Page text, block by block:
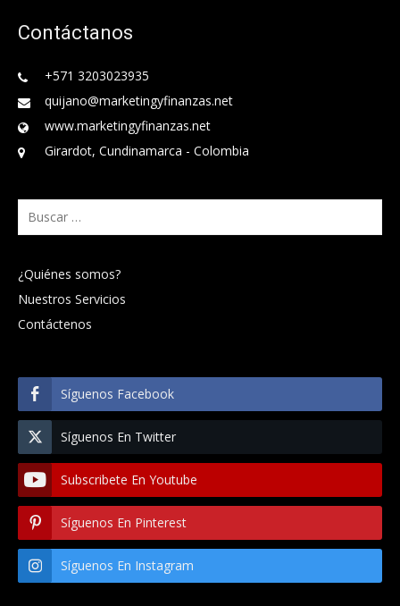
Contáctanos
+571 3203023935
quijano@marketingyfinanzas.net
www.marketingyfinanzas.net
Girardot, Cundinamarca - Colombia
Buscar:
¿Quiénes somos?
Nuestros Servicios
Contáctenos
Síguenos Facebook
Síguenos En Twitter
Subscribete En Youtube
Síguenos En Pinterest
Síguenos En Instagram